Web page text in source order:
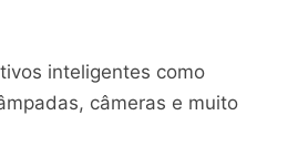
inteligentes como
câmeras e muito